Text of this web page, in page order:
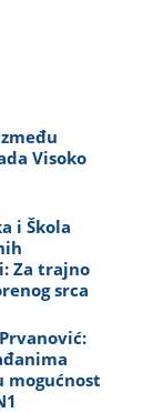
Visoko
i Škola
Za trajno
srca
mogućnost